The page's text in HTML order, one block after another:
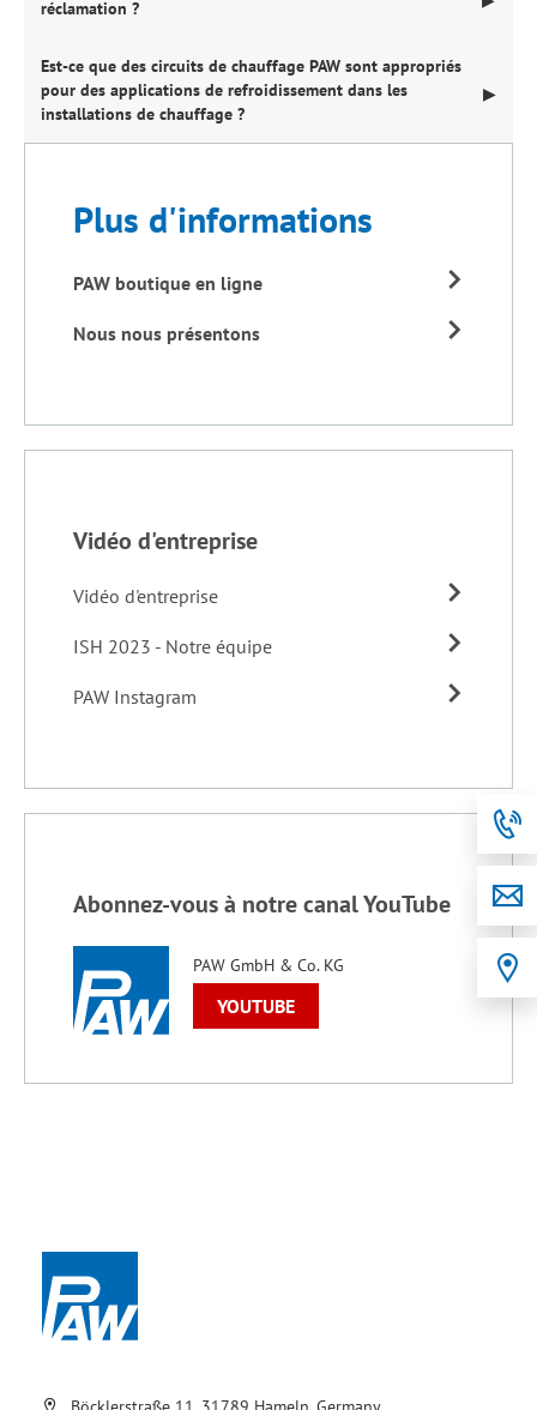
réclamation ?
Est-ce que des circuits de chauffage PAW sont appropriés
pour des applications de refroidissement dans les
installations de chauffage ?
▶
Plus d'informations
PAW boutique en ligne
Nous nous présentons
Vidéo d'entreprise
Vidéo d'entreprise
ISH 2023 - Notre équipe
PAW Instagram
Abonnez-vous à notre canal YouTube
PAW GmbH & Co. KG
YOUTUBE